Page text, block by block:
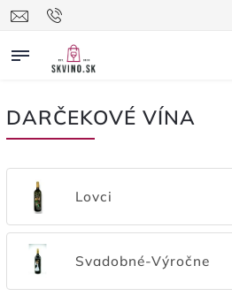
DARČEKOVÉ VÍNA
Lovci
Svadobné-Výročne